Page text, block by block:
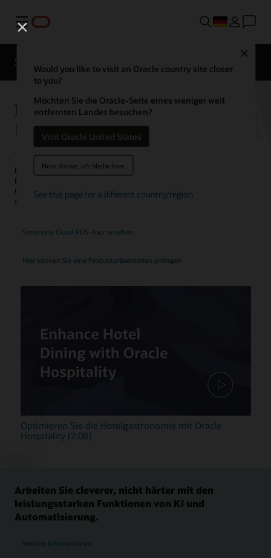
Menü
Would you like to visit an Oracle country site closer
to you?
Möchten Sie die Oracle-Seite eines weniger weit
entfernten Landes besuchen?
Visit Oracle United States
Nein danke, ich bleibe hier.
See this page for a different country/region
Solutions
Kontaktieren
Sie einen
Hospitality-
Experten
POS-System für Hotels – Oracle
MICROS Simphony
Erfahren Sie, wie das Point-of-Sale-(POS-)System für Restaurants,
Bars, Cafés und Vorratskammern von Oracle den
Gastronomiebetrieb und die Backoffice-Funktionen orchestriert und
so das Gasterlebnis in Hotels, Resorts und Casinos verbessert.
Simphony Cloud POS-Tour ansehen
Hier können Sie eine Produktpräsentation anfragen
Optimieren Sie die Hotelgastronomie mit Oracle
Hospitality (2:08)
Arbeiten Sie cleverer, nicht härter mit den
leistungsstarken Funktionen von KI und
Automatisierung.
Weitere Informationen